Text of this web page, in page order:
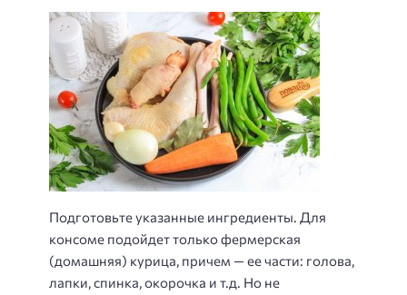
Подготовьте указанные ингредиенты. Для
консоме подойдет только фермерская
(домашняя) курица, причем — ее части: голова,
лапки, спинка, окорочка и т.д. Но не